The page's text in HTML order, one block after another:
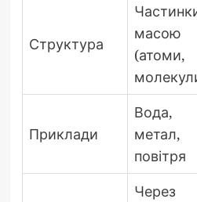
Структура
масою
(атоми,
Приклади
Вода,
метал,
повітря
Через